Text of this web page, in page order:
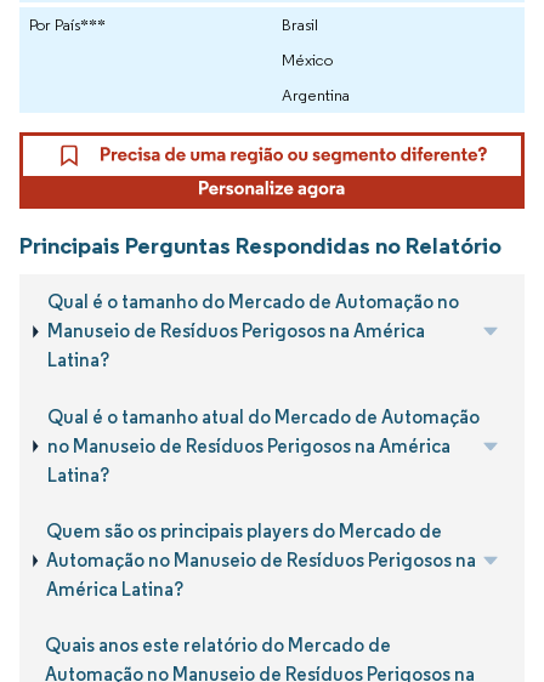
Por País***
Brasil
México
Argentina
Principais Perguntas Respondidas no Relatório
Qual é o tamanho do Mercado de Automação no
Manuseio de Resíduos Perigosos na América
Latina?
Qual é o tamanho atual do Mercado de Automação
no Manuseio de Resíduos Perigosos na América
Latina?
Quem são os principais players do Mercado de
Automação no Manuseio de Resíduos Perigosos na
América Latina?
Quais anos este relatório do Mercado de
Automação no Manuseio de Resíduos Perigosos na